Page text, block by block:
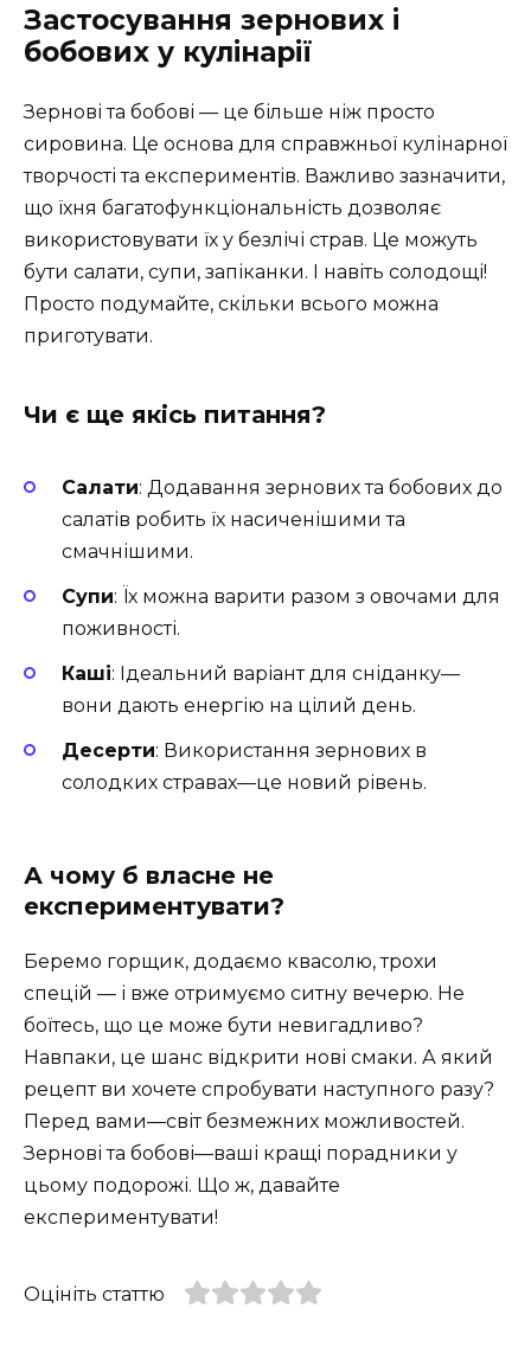
Застосування зернових і
бобових у кулінарії
Зернові та бобові — це більше ніж просто
сировина. Це основа для справжньої кулінарної
творчості та експериментів. Важливо зазначити,
що їхня багатофункціональність дозволяє
використовувати їх у безлічі страв. Це можуть
бути салати, супи, запіканки. І навіть солодощі!
Просто подумайте, скільки всього можна
приготувати.
Чи є ще якісь питання?
Салати: Додавання зернових та бобових до
салатів робить їх насиченішими та
смачнішими.
Супи: Їх можна варити разом з овочами для
поживності.
Каші: Ідеальний варіант для сніданку—
вони дають енергію на цілий день.
Десерти: Використання зернових в
солодких стравах—це новий рівень.
А чому б власне не
експериментувати?
Беремо горщик, додаємо квасолю, трохи
спецій — і вже отримуємо ситну вечерю. Не
боїтесь, що це може бути невигадливо?
Навпаки, це шанс відкрити нові смаки. А який
рецепт ви хочете спробувати наступного разу?
Перед вами—світ безмежних можливостей.
Зернові та бобові—ваші кращі порадники у
цьому подорожі. Що ж, давайте
експериментувати!
Оцініть статтю